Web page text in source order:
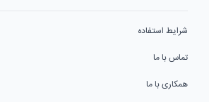
شرایط استفاده
تماس با ما
همکاری با ما